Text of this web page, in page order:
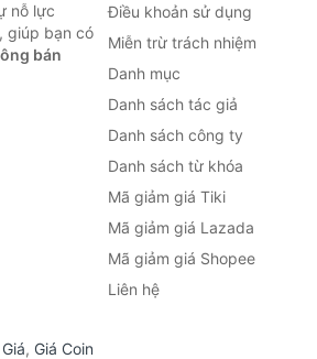
nỗ lực
giúp bạn có
bán
Điều khoản sử dụng
Miễn trừ trách nhiệm
Danh mục
Danh sách tác giả
Danh sách công ty
Danh sách từ khóa
Mã giảm giá Tiki
Mã giảm giá Lazada
Mã giảm giá Shopee
Liên hệ
, Giá Coin